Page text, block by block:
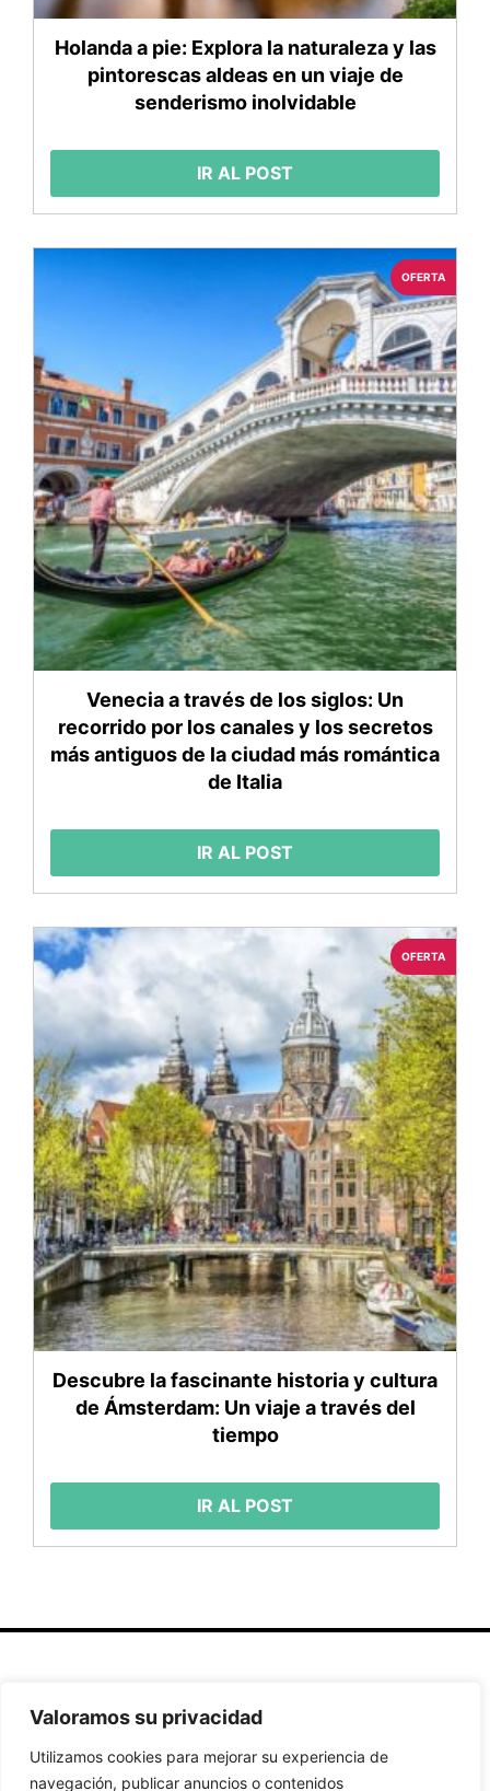
Valoramos su privacidad
Utilizamos cookies para mejorar su experiencia de
navegación, publicar anuncios o contenidos
Holanda a pie: Explora la naturaleza y las
pintorescas aldeas en un viaje de
senderismo inolvidable
IR AL POST
OFERTA
Venecia a través de los siglos: Un
recorrido por los canales y los secretos
más antiguos de la ciudad más romántica
de Italia
IR AL POST
OFERTA
Descubre la fascinante historia y cultura
de Ámsterdam: Un viaje a través del
tiempo
IR AL POST
Buscador de
Hoteles
cookies
Aviso Legal
Instagram